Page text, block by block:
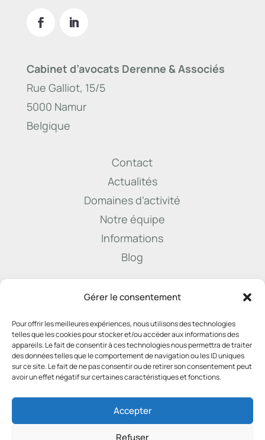
Gérer le consentement
Pour offrir les meilleures expériences, nous utilisons des technologies
telles que les cookies pour stocker et/ou accéder aux informations des
appareils. Le fait de consentir à ces technologies nous permettra de traiter
des données telles que le comportement de navigation ou les ID uniques
sur ce site. Le fait de ne pas consentir ou de retirer son consentement peut
avoir un effet négatif sur certaines caractéristiques et fonctions.
Accepter
Refuser
Cabinet d’avocats Derenne & Associés
Rue Galliot, 15/5
5000 Namur
Belgique
Contact
Actualités
Domaines d’activité
Notre équipe
Informations
Blog

info@derenne.law

081 22 45 74